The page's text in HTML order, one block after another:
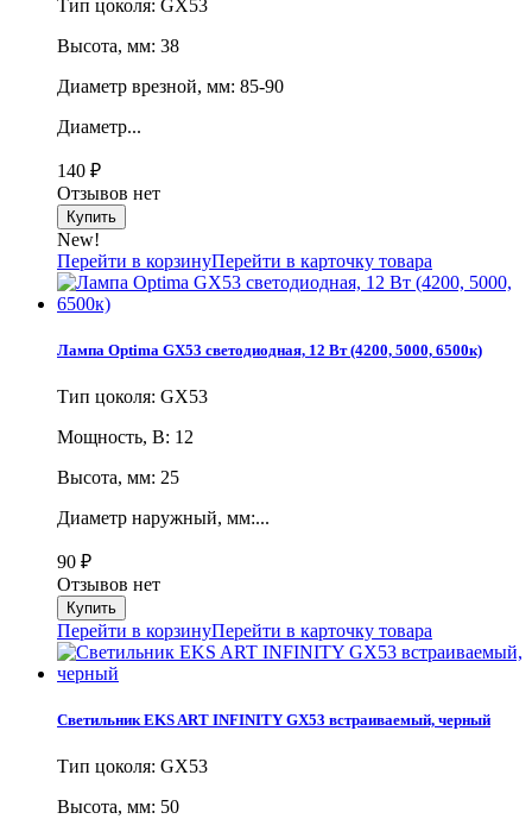
Тип цоколя: GX53
Высота, мм: 38
Диаметр врезной, мм: 85-90
Диаметр...
140 ₽
Отзывов нет
New!
Перейти в корзинуПерейти в карточку товара
Лампа Optima GX53 светодиодная, 12 Вт (4200, 5000, 6500к)
Тип цоколя: GX53
Мощность, В: 12
Высота, мм: 25
Диаметр наружный, мм:...
90 ₽
Отзывов нет
Перейти в корзинуПерейти в карточку товара
Светильник EKS ART INFINITY GX53 встраиваемый, черный
Тип цоколя: GX53
Высота, мм: 50